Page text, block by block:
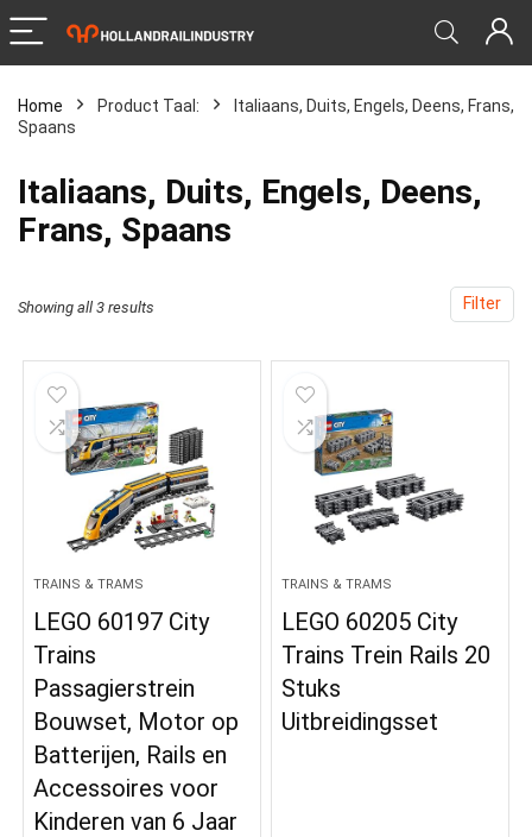
Home Product Taal:
‎Italiaans, Duits, Engels, Deens, Frans,
Spaans
‎Italiaans, Duits, Engels, Deens,
Frans, Spaans
Filter
Showing all 3 results
TRAINS & TRAMS
LEGO 60197 City
Trains
Passagierstrein
Bouwset, Motor op
Batterijen, Rails en
Accessoires voor
Kinderen van 6 Jaar
TRAINS & TRAMS
LEGO 60205 City
Trains Trein Rails 20
Stuks
Uitbreidingsset